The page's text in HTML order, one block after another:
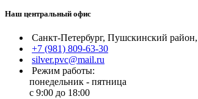
Наш центральный офис
Санкт-Петербург, Пушскинский
+7 (981) 809-63-30
silver.pvc@mail.ru
Режим работы:
понедельник - пятница
с 9:00 до 18:00